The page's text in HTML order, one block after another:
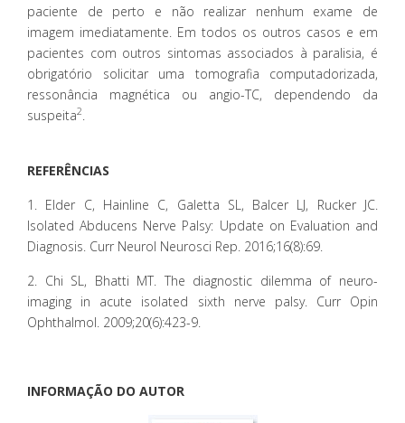
paciente de perto e não realizar nenhum exame de
imagem imediatamente. Em todos os outros casos e em
pacientes com outros sintomas associados à paralisia, é
obrigatório solicitar uma tomografia computadorizada,
ressonância magnética ou angio-TC, dependendo da
suspeita2
REFERÊNCIAS
1. Elder C, Hainline C, Galetta SL, Balcer LJ, Rucker JC.
Isolated Abducens Nerve Palsy: Update on Evaluation and
Diagnosis. Curr Neurol Neurosci Rep. 2016;16(8):69.
2. Chi SL, Bhatti MT. The diagnostic dilemma of neuro-
imaging in acute isolated sixth nerve palsy. Curr Opin
Ophthalmol. 2009;20(6):423-9.
INFORMAÇÃO DO AUTOR